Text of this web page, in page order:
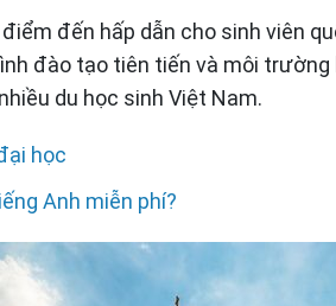
đến hấp dẫn cho sinh viên
đào tạo tiên tiến và môi
du học sinh Việt Nam.
học
Anh miễn phí?